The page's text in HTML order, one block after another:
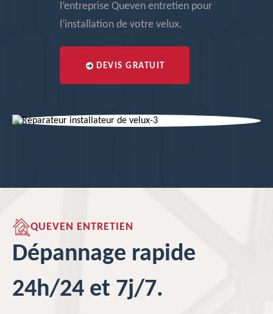
l’entreprise Queven entretien pour
l’installation de votre velux.
DEVIS GRATUIT
QUEVEN ENTRETIEN
Dépannage rapide
24h/24 et 7j/7.